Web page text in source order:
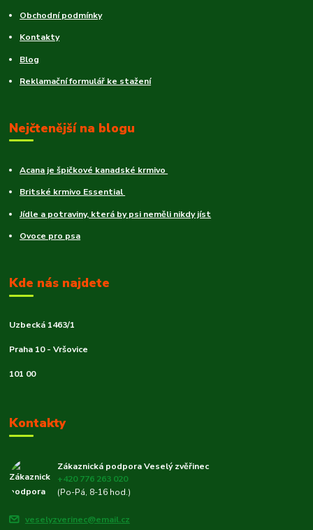
Obchodní podmínky
Kontakty
Blog
Reklamační formulář ke stažení
Nejčtenější na blogu
Acana je špičkové kanadské krmivo
Britské krmivo Essential
Jídle a potraviny, která by psi neměli nikdy jíst
Ovoce pro psa
Kde nás najdete
Uzbecká 1463/1
Praha 10 - Vršovice
101 00
Kontakty
Zákaznická podpora Veselý zvěřinec
+420 776 263 020
(Po-Pá, 8-16 hod.)
veselyzverinec@email.cz